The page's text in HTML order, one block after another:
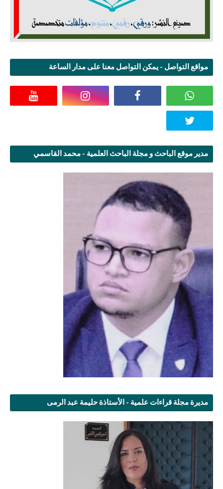
مواقع التواصل - يمكن التواصل معنا على مدار الساعة
مدير موقع الباحث و مجلة الباحث العلمية - محمد القاسمي
مديرة مجلة قراءات علمية - الأستاذة حليمة عبد الرمى